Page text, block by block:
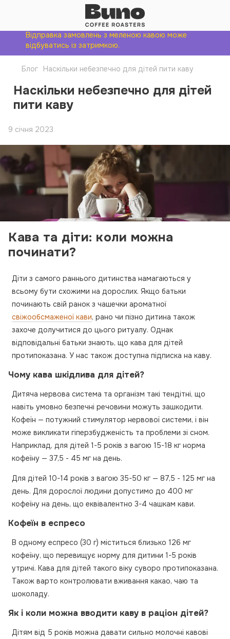
Відправка замовлень з меленою кавою може
відбуватись із затримкою.
Блог Наскільки небезпечно для дітей пити каву
Наскільки небезпечно для дітей
пити каву
9 січня 2023
Кава та діти: коли можна
починати?
Діти з самого раннього дитинства намагаються у
всьому бути схожими на дорослих. Якщо батьки
починають свій ранок з чашечки ароматної
свіжообсмаженої кави, рано чи пізно дитина також
захоче долучитися до цього ритуалу. Однак
відповідальні батьки знають, що кава для дітей
протипоказана. У нас також доступна підписка на каву.
Чому кава шкідлива для дітей?
Дитяча нервова система та організм такі тендітні, що
навіть умовно безпечні речовини можуть зашкодити.
Кофеїн — потужний стимулятор нервової системи, і він
може викликати гіперзбудженість та проблеми зі сном.
Наприклад, для дітей 1-5 років з вагою 15-18 кг норма
кофеїну — 37,5 - 45 мг на день.
Для дітей 10-14 років з вагою 35-50 кг — 87,5 - 125 мг на
день. Для дорослої людини допустимо до 400 мг
кофеїну на день, що еквівалентно 3-4 чашкам кави.
Кофеїн в еспресо
В одному еспресо (30 г) міститься близько 126 мг
кофеїну, що перевищує норму для дитини 1-5 років
утричі. Кава для дітей такого віку суворо протипоказана.
Також варто контролювати вживання какао, чаю та
шоколаду.
Як і коли можна вводити каву в раціон дітей?
Дітям від 5 років можна давати сильно молочні кавові